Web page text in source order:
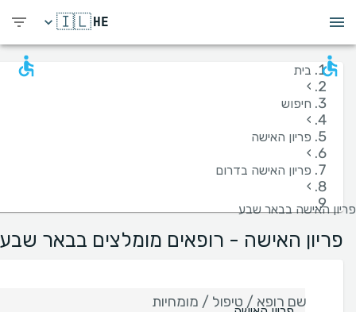
HE
🇮🇱
בית
›
חיפוש
›
פריון האישה
›
פריון האישה בדרום
›
פריון האישה בבאר שבע
פריון האישה - רופאים מומלצים בבאר שבע
שם רופא / טיפול / מומחיות